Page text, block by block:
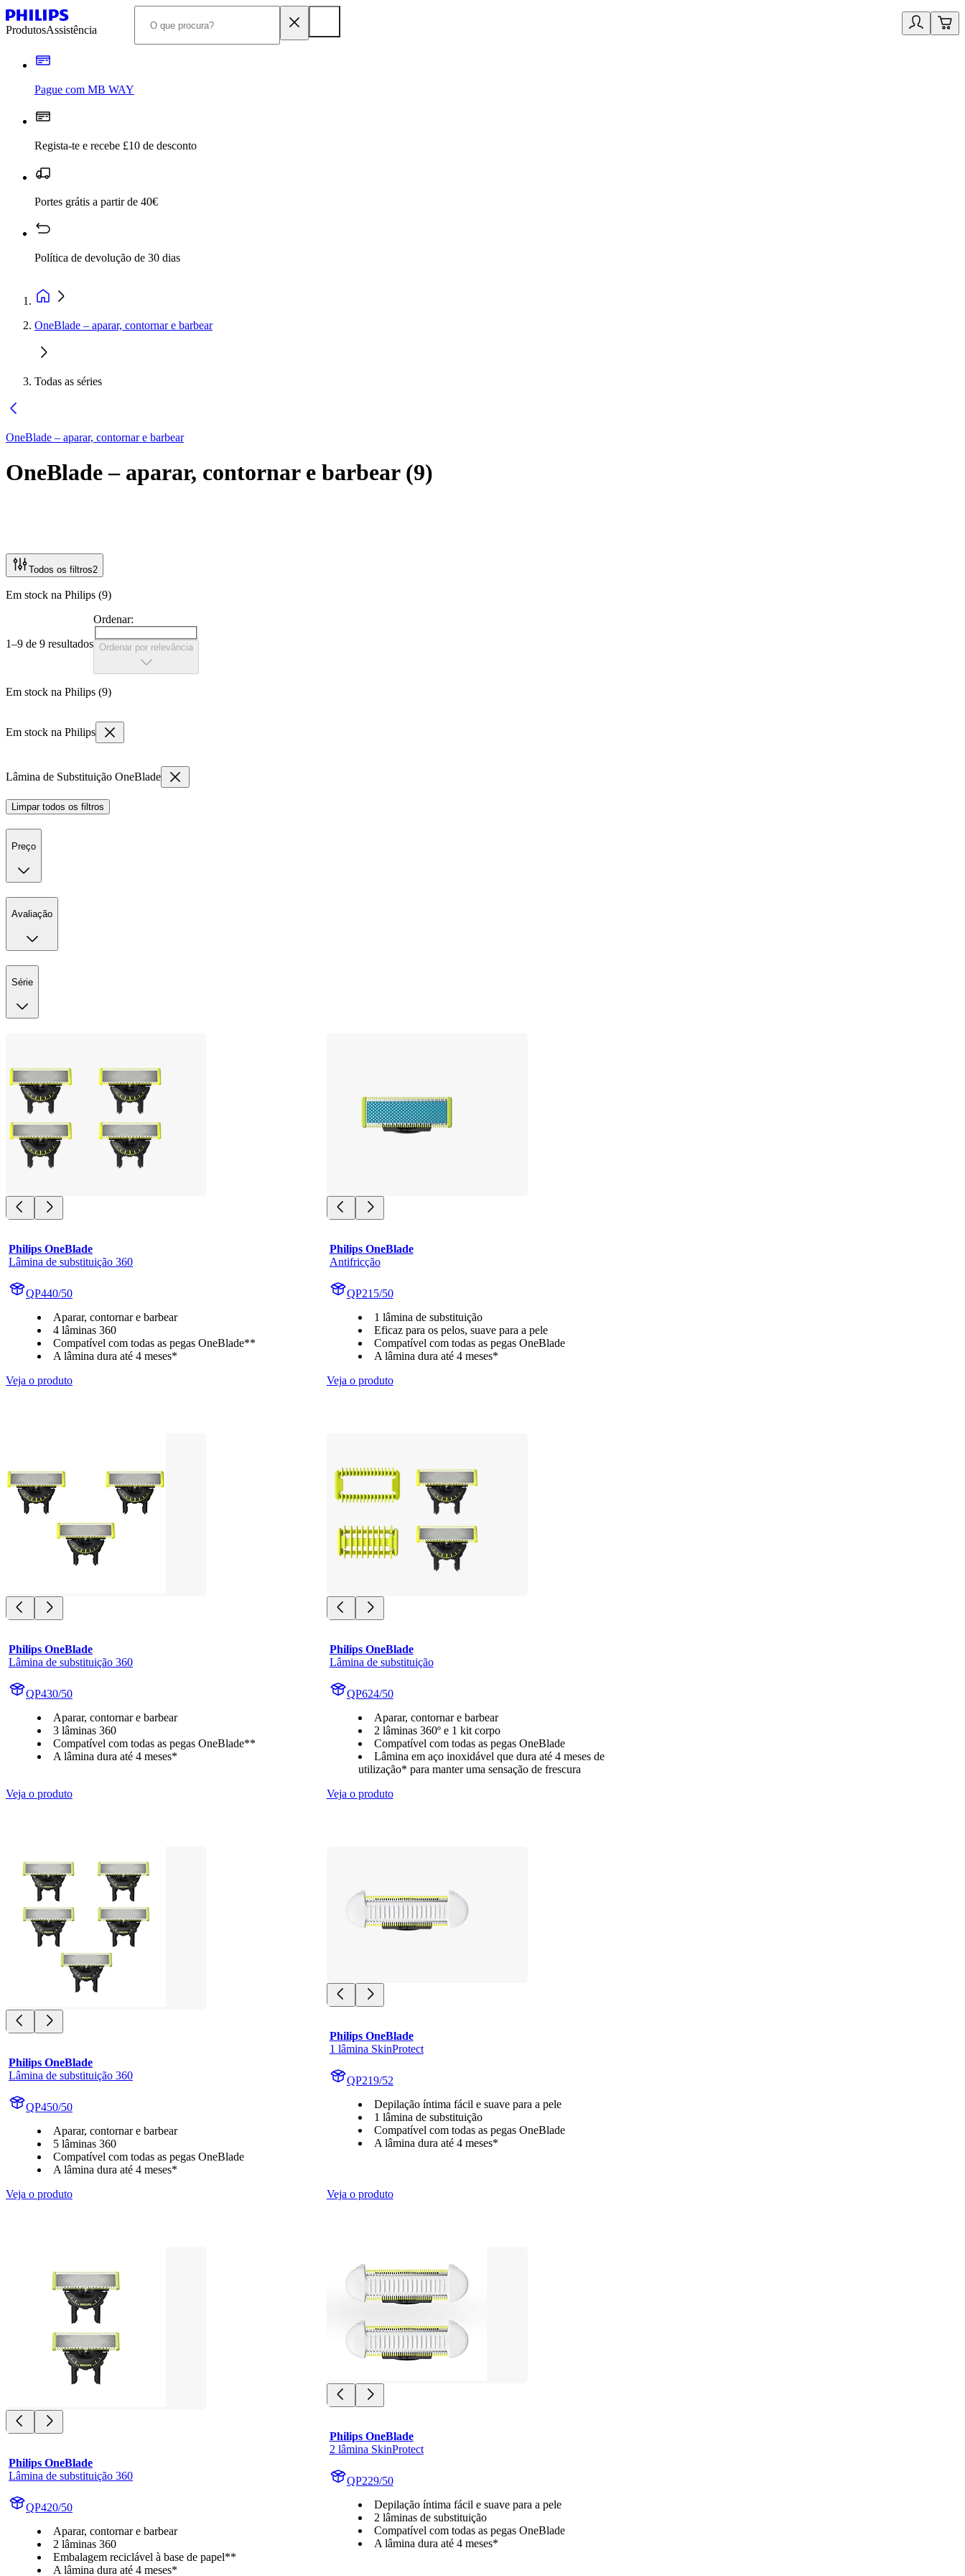
ProdutosAssistência
Pague com MB WAY
Regista-te e recebe £10 de desconto
Portes grátis a partir de 40€
Política de devolução de 30 dias
OneBlade – aparar, contornar e barbear
Todas as séries
OneBlade – aparar, contornar e barbear
OneBlade – aparar, contornar e barbear(9)
Todos os filtros2
Em stock na Philips (9)
1–9 de 9 resultados
Ordenar:
Ordenar por relevância
Em stock na Philips (9)
Em stock na Philips
Lâmina de Substituição OneBlade
Limpar todos os filtros
Preço
Avaliação
Série
Philips OneBlade
Lâmina de substituição 360
QP440/50
Aparar, contornar e barbear
4 lâminas 360
Compatível com todas as pegas OneBlade**
A lâmina dura até 4 meses*
Veja o produto
Philips OneBlade
Antifricção
QP215/50
1 lâmina de substituição
Eficaz para os pelos, suave para a pele
Compatível com todas as pegas OneBlade
A lâmina dura até 4 meses*
Veja o produto
Philips OneBlade
Lâmina de substituição 360
QP430/50
Aparar, contornar e barbear
3 lâminas 360
Compatível com todas as pegas OneBlade**
A lâmina dura até 4 meses*
Veja o produto
Philips OneBlade
Lâmina de substituição
QP624/50
Aparar, contornar e barbear
2 lâminas 360º e 1 kit corpo
Compatível com todas as pegas OneBlade
Lâmina em aço inoxidável que dura até 4 meses de
utilização* para manter uma sensação de frescura
Veja o produto
Philips OneBlade
Lâmina de substituição 360
QP450/50
Aparar, contornar e barbear
5 lâminas 360
Compatível com todas as pegas OneBlade
A lâmina dura até 4 meses*
Veja o produto
Philips OneBlade
1 lâmina SkinProtect
QP219/52
Depilação íntima fácil e suave para a pele
1 lâmina de substituição
Compatível com todas as pegas OneBlade
A lâmina dura até 4 meses*
Veja o produto
Philips OneBlade
Lâmina de substituição 360
QP420/50
Aparar, contornar e barbear
2 lâminas 360
Embalagem reciclável à base de papel**
A lâmina dura até 4 meses*
Philips OneBlade
2 lâmina SkinProtect
QP229/50
Depilação íntima fácil e suave para a pele
2 lâminas de substituição
Compatível com todas as pegas OneBlade
A lâmina dura até 4 meses*